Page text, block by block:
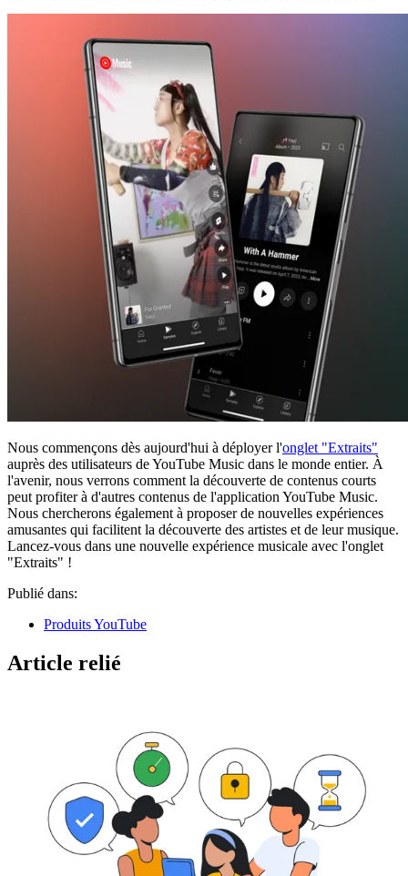
Nous commençons dès aujourd'hui à déployer l'onglet "Extraits"
auprès des utilisateurs de YouTube Music dans le monde entier. À
l'avenir, nous verrons comment la découverte de contenus courts
peut profiter à d'autres contenus de l'application YouTube Music.
Nous chercherons également à proposer de nouvelles expériences
amusantes qui facilitent la découverte des artistes et de leur musique.
Lancez-vous dans une nouvelle expérience musicale avec l'onglet
"Extraits" !
Publié dans:
Produits YouTube
Article relié